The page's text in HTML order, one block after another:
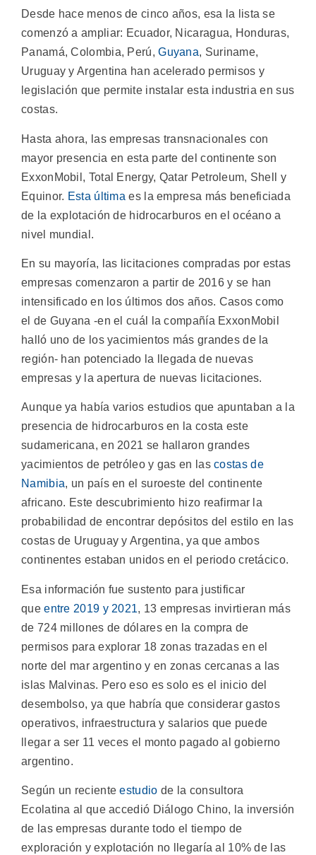
Desde hace menos de cinco años, esa la lista se
comenzó a ampliar: Ecuador, Nicaragua, Honduras,
Panamá, Colombia, Perú,Guyana, Suriname,
Uruguay y Argentina han acelerado permisos y
legislación que permite instalar esta industria en sus
costas.
Hasta ahora, las empresas transnacionales con
mayor presencia en esta parte del continente son
ExxonMobil, Total Energy, Qatar Petroleum, Shell y
Equinor. Esta última es la empresa más beneficiada
de la explotación de hidrocarburos en el océano a
nivel mundial.
En su mayoría, las licitaciones compradas por estas
empresas comenzaron a partir de 2016 y se han
intensificado en los últimos dos años. Casos como
el de Guyana -en el cuál la compañía ExxonMobil
halló uno de los yacimientos más grandes de la
región- han potenciado la llegada de nuevas
empresas y la apertura de nuevas licitaciones.
Aunque ya había varios estudios que apuntaban a la
presencia de hidrocarburos en la costa este
sudamericana, en 2021 se hallaron grandes
yacimientos de petróleo y gas en lascostas de
Namibia, un país en el suroeste del continente
africano. Este descubrimiento hizo reafirmar la
probabilidad de encontrar depósitos del estilo en las
costas de Uruguay y Argentina, ya que ambos
continentes estaban unidos en el periodo cretácico.
Esa información fue sustento para justificar
queentre 2019 y 2021, 13 empresas invirtieran más
de 724 millones de dólares en la compra de
permisos para explorar 18 zonas trazadas en el
norte del mar argentino y en zonas cercanas a las
islas Malvinas. Pero eso es solo es el inicio del
desembolso, ya que habría que considerar gastos
operativos, infraestructura y salarios que puede
llegar a ser 11 veces el monto pagado al gobierno
argentino.
Según un recienteestudio de la consultora
Ecolatina al que accedió Diálogo Chino, la inversión
de las empresas durante todo el tiempo de
exploración y explotación no llegaría al 10% de las